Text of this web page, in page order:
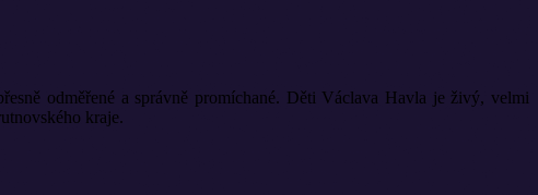
odměřené a správně promíchané. Děti Václava Havla je živý, velmi
kraje.